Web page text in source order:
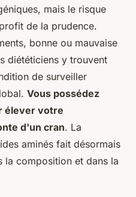
mais le risque
de la prudence.
bonne ou mauvaise
diététiciens y trouvent
de surveiller
Vous possédez
élever votre
d'un cran. La
aminés fait désormais
la composition et dans la